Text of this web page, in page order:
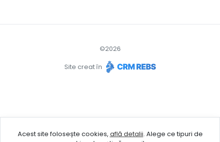
©2026
Site creat în
Acest site folosește cookies, află detalii. Alege ce tipuri de